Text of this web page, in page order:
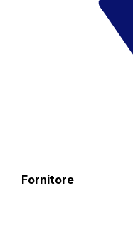
Fornitore